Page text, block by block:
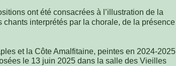
ont été consacrées à l’illustration de la
interprétés par la chorale, de la présence
et la Côte Amalfitaine, peintes en 2024-2025
le 13 juin 2025 dans la salle des Vieilles